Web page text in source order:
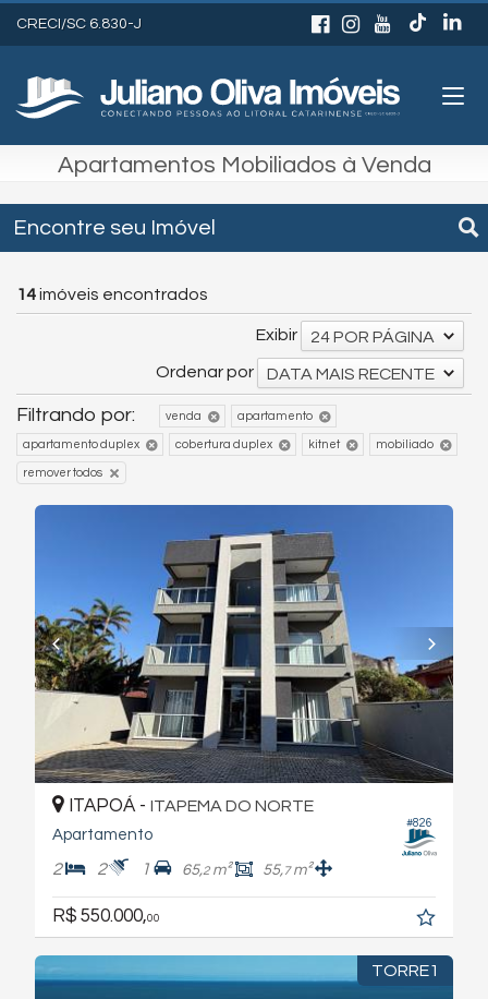
CRECI/SC 6.830-J
Apartamentos Mobiliados à Venda
Encontre seu Imóvel
14imóveis encontrados
Exibir
24 POR PÁGINA
Ordenar por
DATA MAIS RECENTE
Filtrando por: venda apartamento
apartamento duplex cobertura duplex kitnet mobiliado
remover todos
#826
ITAPOÁ - ITAPEMA DO NORTE
Apartamento
2 2 1 65,2m² 55,7m²
R$ 550.000,00
TORRE1